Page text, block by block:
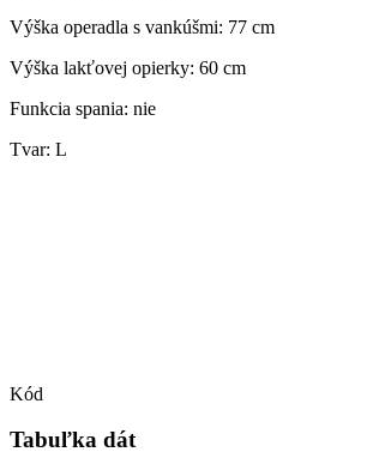
Výška operadla s vankúšmi: 77 cm
Výška lakťovej opierky: 60 cm
Funkcia spania: nie
Tvar: L
Kód
Tabuľka dát